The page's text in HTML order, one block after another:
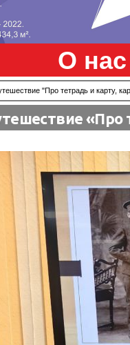
О нас
"Про тетрадь и карту,
«Про